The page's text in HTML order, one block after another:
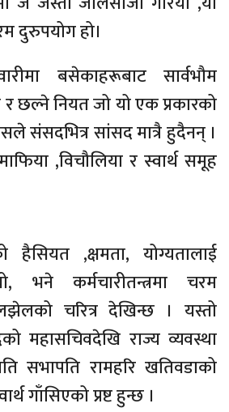
दुरुपयोग हो।
बसेकाहरूबाट सार्वभौम
छल्ने नियत जो यो एक प्रकारको
संसदभित्र सांसद मात्रै हुदैनन् ।
,विचौलिया र स्वार्थ समूह
,क्षमता, योग्यतालाई
भने कर्मचारीतन्त्रमा चरम
चरित्र देखिन्छ । यस्तो
महासचिवदेखि राज्य व्यवस्था
सभापति रामहरि खतिवडाको
गाँसिएको प्रष्ट हुन्छ ।